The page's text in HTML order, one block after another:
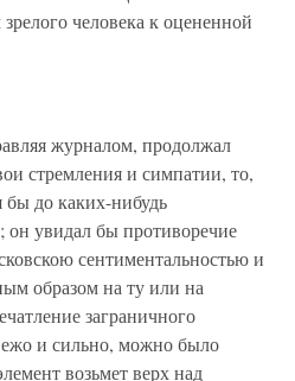
человека к оцененной
журналом, продолжал
стремления и симпатии, то,
бы до каких-нибудь
он увидал бы противоречие
сентиментальностью и
образом на ту или на
заграничного
и сильно, можно было
возьмет верх над